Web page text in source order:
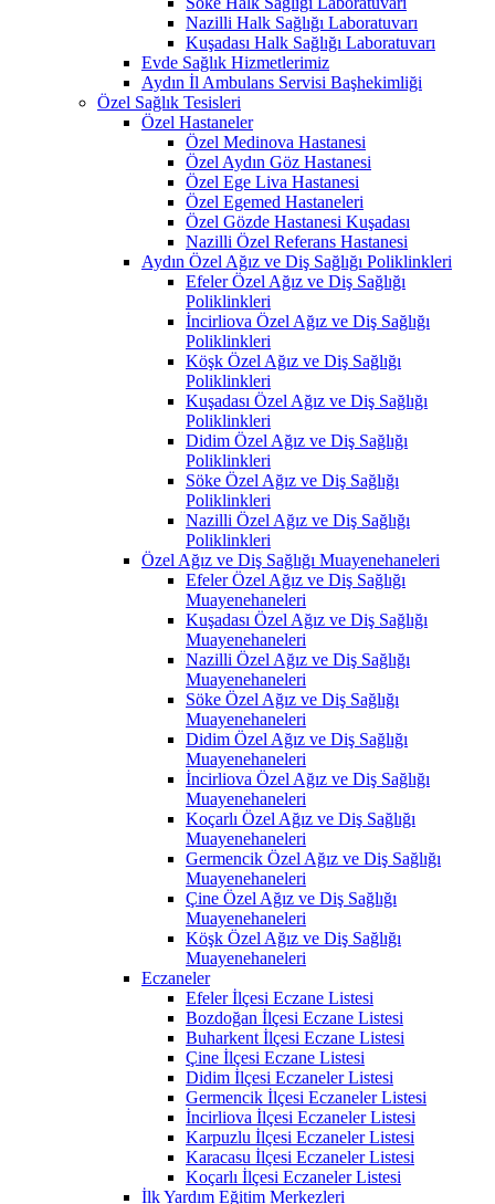
Nazilli Halk Sağlığı Laboratuvarı
Kuşadası Halk Sağlığı Laboratuvarı
Evde Sağlık Hizmetlerimiz
Aydın İl Ambulans Servisi Başhekimliği
Özel Sağlık Tesisleri
Özel Hastaneler
Özel Medinova Hastanesi
Özel Aydın Göz Hastanesi
Özel Ege Liva Hastanesi
Özel Egemed Hastaneleri
Özel Gözde Hastanesi Kuşadası
Nazilli Özel Referans Hastanesi
Aydın Özel Ağız ve Diş Sağlığı Poliklinkleri
Efeler Özel Ağız ve Diş Sağlığı
Poliklinkleri
İncirliova Özel Ağız ve Diş Sağlığı
Poliklinkleri
Köşk Özel Ağız ve Diş Sağlığı
Poliklinkleri
Kuşadası Özel Ağız ve Diş Sağlığı
Poliklinkleri
Didim Özel Ağız ve Diş Sağlığı
Poliklinkleri
Söke Özel Ağız ve Diş Sağlığı
Poliklinkleri
Nazilli Özel Ağız ve Diş Sağlığı
Poliklinkleri
Özel Ağız ve Diş Sağlığı Muayenehaneleri
Efeler Özel Ağız ve Diş Sağlığı
Muayenehaneleri
Kuşadası Özel Ağız ve Diş Sağlığı
Muayenehaneleri
Nazilli Özel Ağız ve Diş Sağlığı
Muayenehaneleri
Söke Özel Ağız ve Diş Sağlığı
Muayenehaneleri
Didim Özel Ağız ve Diş Sağlığı
Muayenehaneleri
İncirliova Özel Ağız ve Diş Sağlığı
Muayenehaneleri
Koçarlı Özel Ağız ve Diş Sağlığı
Muayenehaneleri
Germencik Özel Ağız ve Diş Sağlığı
Muayenehaneleri
Çine Özel Ağız ve Diş Sağlığı
Muayenehaneleri
Köşk Özel Ağız ve Diş Sağlığı
Muayenehaneleri
Eczaneler
Efeler İlçesi Eczane Listesi
Bozdoğan İlçesi Eczane Listesi
Buharkent İlçesi Eczane Listesi
Çine İlçesi Eczane Listesi
Didim İlçesi Eczaneler Listesi
Germencik İlçesi Eczaneler Listesi
İncirliova İlçesi Eczaneler Listesi
Karpuzlu İlçesi Eczaneler Listesi
Karacasu İlçesi Eczaneler Listesi
Koçarlı İlçesi Eczaneler Listesi
İlk Yardım Eğitim Merkezleri